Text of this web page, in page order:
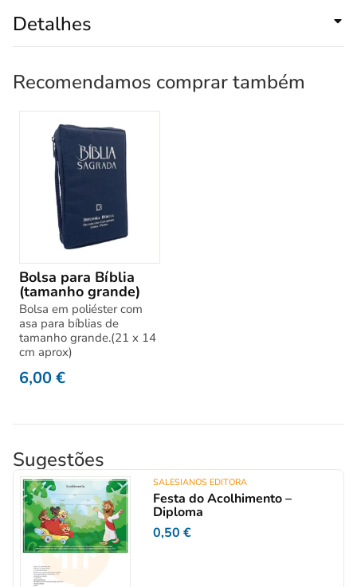
Detalhes
Recomendamos comprar também
Bolsa para Bíblia
(tamanho grande)
Bolsa em poliéster com
asa para bíblias de
tamanho grande.(21 x 14
cm aprox)
6,00€
Sugestões
SALESIANOS EDITORA
Festa do Acolhimento –
Diploma
0,50€